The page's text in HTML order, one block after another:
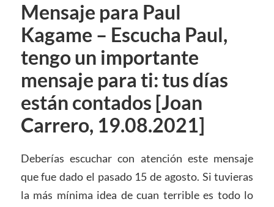
Mensaje para Paul
Kagame – Escucha Paul,
tengo un importante
mensaje para ti: tus días
están contados [Joan
Carrero, 19.08.2021]
Deberías escuchar con atención este mensaje
que fue dado el pasado 15 de agosto. Si tuvieras
la más mínima idea de cuan terrible es todo lo